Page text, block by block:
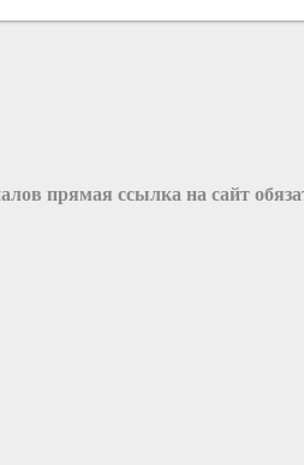
прямая ссылка на сайт